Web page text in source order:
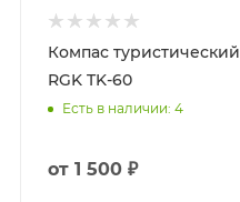
Компас туристический
RGK TK-60
Есть в наличии: 4
от 1 500 ₽